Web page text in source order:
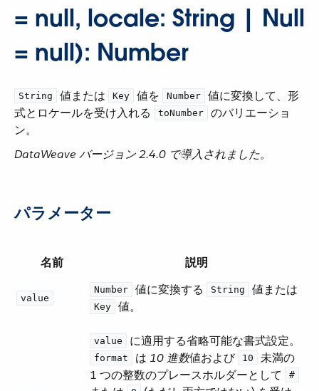
= null, locale: String | Null
= null): Number
String ​ 値または ​ Key ​ 値を ​ Number
​ 値に変換して、形
式とロケールを受け入れる ​
toNumber
​ のバリエーショ
ン。
DataWeave バージョン 2.4.0 で導入されました。
パラメーター
名前 説明
value
Number ​ 値に変換する ​ String ​ 値または ​
Key ​ 値。
value ​ に適用する省略可能な書式設定。 ​
format ​ は ​ 10 進数​値および ​ 10
​ 未満の
1 つの整数のプレースホルダーとして ​
#